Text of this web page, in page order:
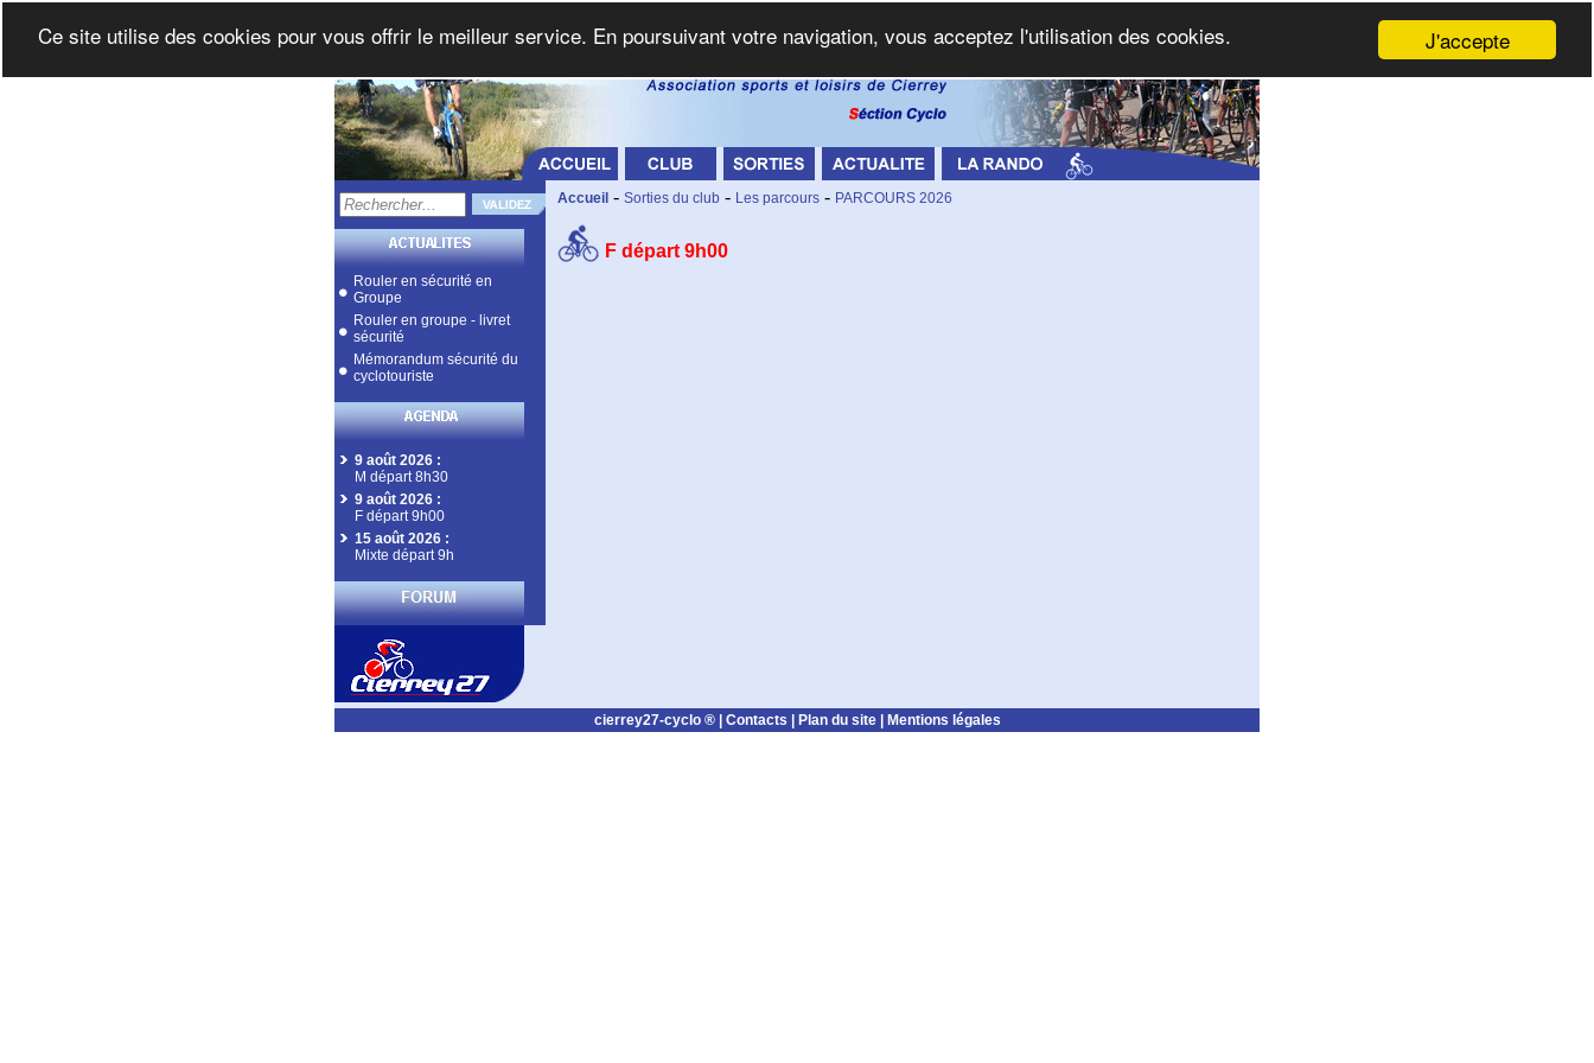
Rouler en sécurité en
Groupe
Rouler en groupe - livret
sécurité
Mémorandum sécurité du
cyclotouriste
9 août 2026 :
M départ 8h30
9 août 2026 :
F départ 9h00
15 août 2026 :
Mixte départ 9h
Accueil - Sorties du club - Les parcours - PARCOURS 2026
F départ 9h00
cierrey27-cyclo ® | Contacts Plan du site Mentions légales
J'accepte
Ce site utilise des cookies pour vous offrir le meilleur service. En poursuivant votre navigation, vous acceptez l'utilisation des cookies.